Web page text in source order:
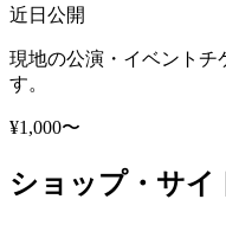
近日公開
現地の公演・イベントチ
す。
¥1,000〜
ショップ・サイ